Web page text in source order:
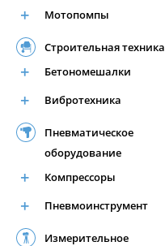
Мотопомпы
Строительная техника
Бетономешалки
Вибротехника
Пневматическое
оборудование
Компрессоры
Пневмоинструмент
Измерительное